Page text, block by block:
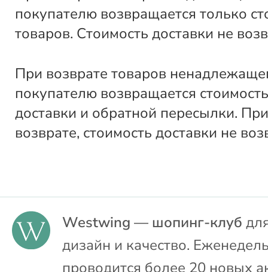
покупателю возвращается только
товаров. Стоимость доставки не
При возврате товаров
покупателю возвращается
доставки и обратной пересылки.
возврате, стоимость доставки не
Westwing — шопинг-клуб
дизайн и качество.
проводится более 20 новых